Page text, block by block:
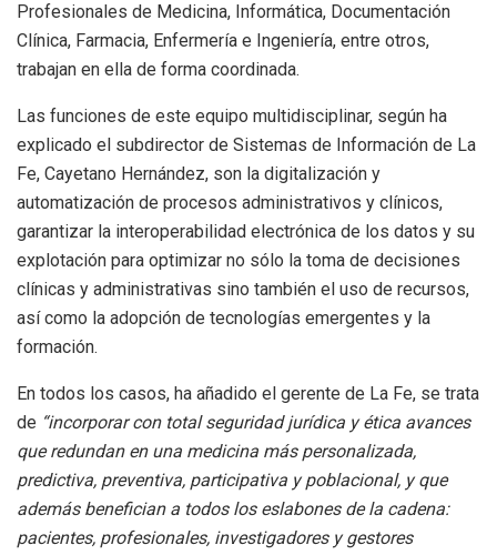
Profesionales de Medicina, Informática, Documentación
Clínica, Farmacia, Enfermería e Ingeniería, entre otros,
trabajan en ella de forma coordinada.
Las funciones de este equipo multidisciplinar, según ha
explicado el subdirector de Sistemas de Información de La
Fe, Cayetano Hernández, son la digitalización y
automatización de procesos administrativos y clínicos,
garantizar la interoperabilidad electrónica de los datos y su
explotación para optimizar no sólo la toma de decisiones
clínicas y administrativas sino también el uso de recursos,
así como la adopción de tecnologías emergentes y la
formación.
En todos los casos, ha añadido el gerente de La Fe, se trata
de “incorporar con total seguridad jurídica y ética avances
que redundan en una medicina más personalizada,
predictiva, preventiva, participativa y poblacional, y que
además benefician a todos los eslabones de la cadena:
pacientes, profesionales, investigadores y gestores